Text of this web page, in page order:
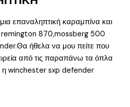
επαναληπτική καραμπίνα και
remington 870,mossberg 500
ήθελα να μου πείτε που
από τις παραπάνω τα όπλα
η winchester sxp defender